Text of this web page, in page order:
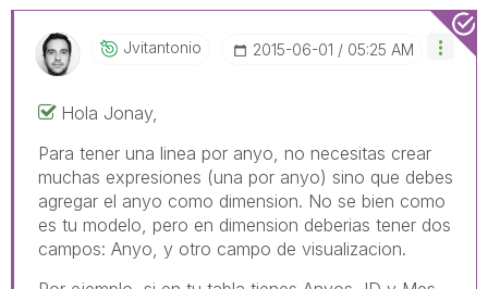
Jvitantonio ‎2015-06-01 05:25 AM
Hola Jonay,
Para tener una linea por anyo, no necesitas crear
muchas expresiones (una por anyo) sino que debes
agregar el anyo como dimension. No se bien como
es tu modelo, pero en dimension deberias tener dos
campos: Anyo, y otro campo de visualizacion.